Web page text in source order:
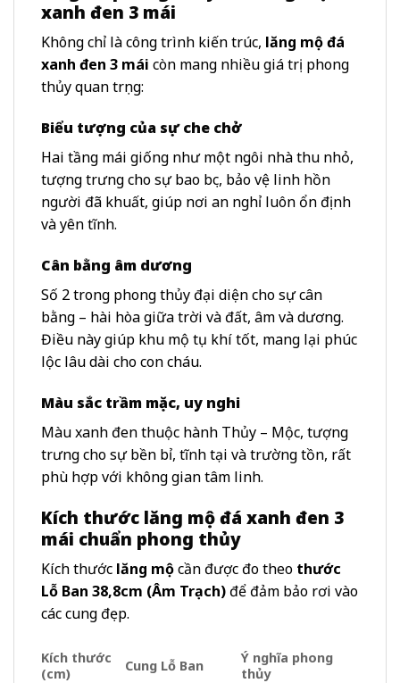
xanh đen 3 mái
Không chỉ là công trình kiến trúc, lăng mộ đá
xanh đen 3 mái còn mang nhiều giá trị phong
thủy quan trọng:
Biểu tượng của sự che chở
Hai tầng mái giống như một ngôi nhà thu nhỏ,
tượng trưng cho sự bao bọc, bảo vệ linh hồn
người đã khuất, giúp nơi an nghỉ luôn ổn định
và yên tĩnh.
Cân bằng âm dương
Số 2 trong phong thủy đại diện cho sự cân
bằng – hài hòa giữa trời và đất, âm và dương.
Điều này giúp khu mộ tụ khí tốt, mang lại phúc
lộc lâu dài cho con cháu.
Màu sắc trầm mặc, uy nghi
Màu xanh đen thuộc hành Thủy – Mộc, tượng
trưng cho sự bền bỉ, tĩnh tại và trường tồn, rất
phù hợp với không gian tâm linh.
Kích thước lăng mộ đá xanh đen 3
mái chuẩn phong thủy
Kích thước lăng mộcần được đo theo thước
Lỗ Ban 38,8cm (Âm Trạch)để đảm bảo rơi vào
các cung đẹp.
Kích thước
(cm)
Cung Lỗ Ban
Ý nghĩa phong
thủy